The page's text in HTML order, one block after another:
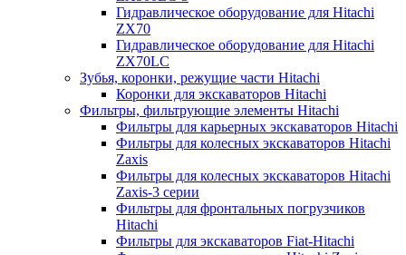
Гидравлическое оборудование для Hitachi
ZX70
Гидравлическое оборудование для Hitachi
ZX70LC
Зубья, коронки, режущие части Hitachi
Коронки для экскаваторов Hitachi
Фильтры, фильтрующие элементы Hitachi
Фильтры для карьерных экскаваторов Hitachi
Фильтры для колесных экскаваторов Hitachi
Zaxis
Фильтры для колесных экскаваторов Hitachi
Zaxis-3 серии
Фильтры для фронтальных погрузчиков
Hitachi
Фильтры для экскаваторов Fiat-Hitachi